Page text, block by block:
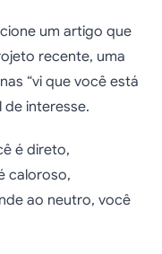
um artigo que
recente, uma
“vi que você está
de interesse.
é direto,
caloroso,
ao neutro, você